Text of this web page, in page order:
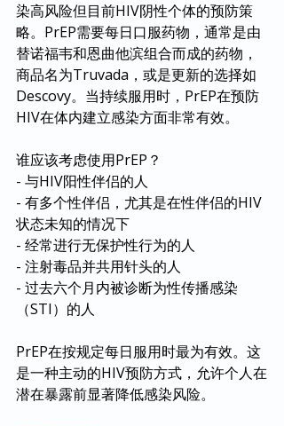
染高风险但目前HIV阴性个体的预防策
略。PrEP需要每日口服药物，通常是由
替诺福韦和恩曲他滨组合而成的药物，
商品名为Truvada，或是更新的选择如
Descovy。当持续服用时，PrEP在预防
HIV在体内建立感染方面非常有效。
谁应该考虑使用PrEP？
- 与HIV阳性伴侣的人
- 有多个性伴侣，尤其是在性伴侣的HIV
状态未知的情况下
- 经常进行无保护性行为的人
- 注射毒品并共用针头的人
- 过去六个月内被诊断为性传播感染
（STI）的人
PrEP在按规定每日服用时最为有效。这
是一种主动的HIV预防方式，允许个人在
潜在暴露前显著降低感染风险。